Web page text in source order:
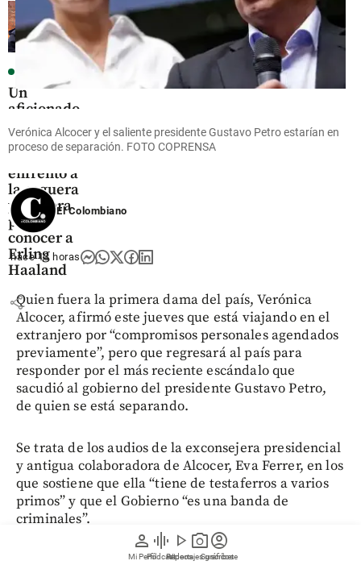
person
Mi Perfil
graphic_eq
Pódcast
play_arrow
Videos
photo_camera
Reportajes gráficos
account_circle
Suscríbete
Un
aficionado
del
Manchester
City se
enfrentó a
la ceguera
y sordera
para
conocer a
Erling
Haaland
share
Verónica Alcocer y el saliente presidente Gustavo Petro estarían en
proceso de separación. FOTO COPRENSA
El Colombiano
hace 13 horas
Quien fuera la primera dama del país, Verónica
Alcocer, afirmó este jueves que está viajando en el
extranjero por “compromisos personales agendados
previamente”, pero que regresará al país para
responder por el más reciente escándalo que
sacudió al gobierno del presidente Gustavo Petro,
de quien se está separando.
Se trata de los audios de la exconsejera presidencial
y antigua colaboradora de Alcocer, Eva Ferrer, en los
que sostiene que ella “tiene de testaferros a varios
primos” y que el Gobierno “es una banda de
criminales”.